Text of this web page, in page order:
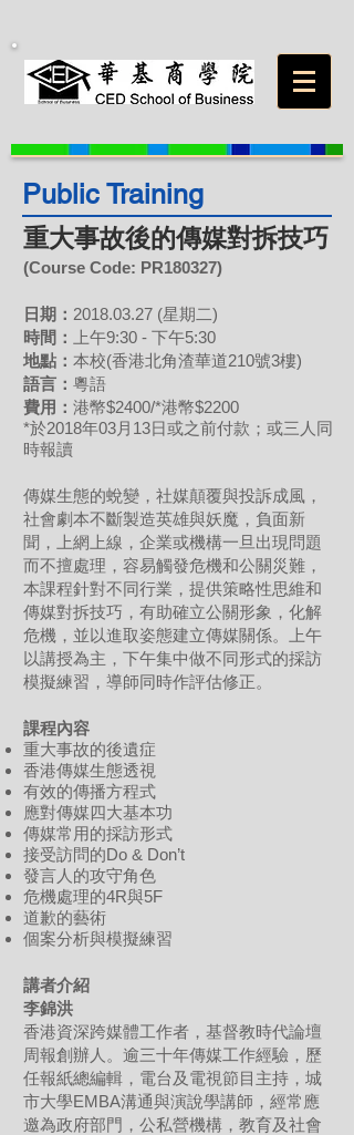
Public Training
重大事故後的傳媒對拆技巧
(Course Code: PR180327)
日期： 2018.03.27 (星期二)
時間：
上午9:30 - 下午5:30
地點： 本校(香港北角渣華道210號3樓)
語言： 粵語
費用 ： 港幣$2400/*港幣$2200
*於2018年03月13日或之前付款；或三人同
時報讀
傳媒生態的蛻變，社媒顛覆與投訴成風，
社會劇本不斷製造英雄與妖魔，負面新
聞，上網上線，企業或機構一旦出現問題
而不擅處理，容易觸發危機和公關災難，
本課程針對不同行業，提供策略性思維和
傳媒對拆技巧，有助確立公關形象，化解
危機，並以進取姿態建立傳媒關係。上午
以講授為主，下午集中做不同形式的採訪
模擬練習，導師同時作評估修正。
課程內容
重大事故的後遺症
香港傳媒生態透視
有效的傳播方程式
應對傳媒四大基本功
傳媒常用的採訪形式
接受訪問的Do & Don’t
發言人的攻守角色
危機處理的4R與5F
道歉的藝術
個案分析與模擬練習
講者介紹
李錦洪
香港資深跨媒體工作者，基督教時代論壇
周報創辦人。逾三十年傳媒工作經驗，歷
任報紙總編輯，電台及電視節目主持，城
市大學EMBA溝通與演說學講師，經常應
邀為政府部門，公私營機構，教育及社會